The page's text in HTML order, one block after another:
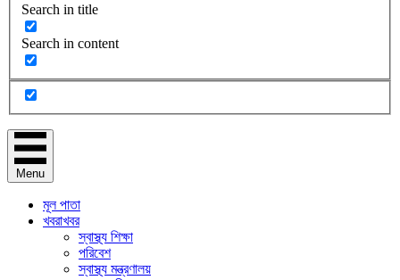
Search in title
Search in content
Menu
মূল পাতা
খবরাখবর
স্বাস্থ্য শিক্ষা
পরিবেশ
স্বাস্থ্য মন্ত্রণালয়